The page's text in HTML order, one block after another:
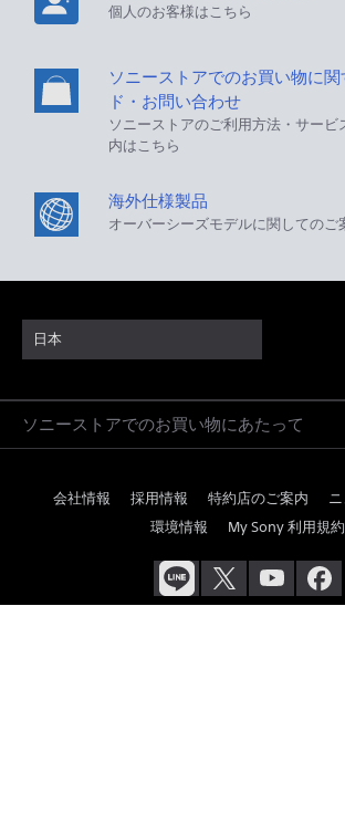
個人のお客様はこちら
ソニーストアでのお買い物に
ド・お問い合わせ
ソニーストアのご利用方法・サービ
内はこちら
海外仕様製品
オーバーシーズモデルに関してのご
日本
ソニーストアでのお買い物にあたって
会社情報 採用情報 特約店のご案内
環境情報
My Sony 利用規約